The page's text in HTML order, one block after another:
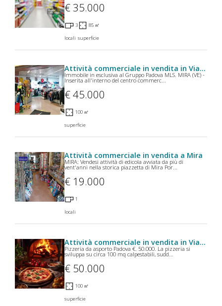
€ 35.000
3
locali
85 ㎡
superficie
Attività commerciale in vendita in Via Dante Alighieri a Mira
Immobile in esclusiva al Gruppo Padova MLS. MIRA (VE) -
Inserita all'interno del centro commerc...
€ 45.000
100 ㎡
superficie
Attività commerciale in vendita a Mira
MIRA: Vendesi attività di edicola avviata da più di
vent'anni nella storica piazzetta di Mira Por...
€ 19.000
1
locali
Attività commerciale in vendita in Via Vigonovese a Padova
Pizzeria da asporto Padova €. 50.000. La pizzeria si
sviluppa su circa 100 mq calpestabili, sudd...
€ 50.000
100 ㎡
superficie